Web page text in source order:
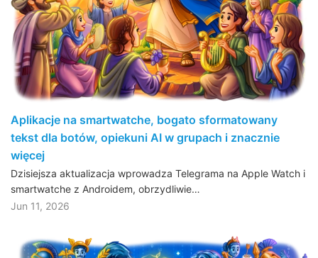
Aplikacje na smartwatche, bogato sformatowany
tekst dla botów, opiekuni AI w grupach i znacznie
więcej
Dzisiejsza aktualizacja wprowadza Telegrama na Apple Watch i
smartwatche z Androidem, obrzydliwie…
Jun 11, 2026